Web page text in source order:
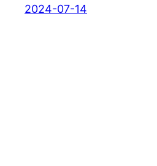
2024-07-14